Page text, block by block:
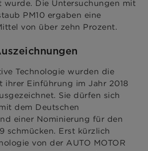
wurde. Die Untersuchungen mit
PM10 ergaben eine
von über zehn Prozent.
Technologie wurden die
ihrer Einführung im Jahr 2018
Sie dürfen sich
dem Deutschen
einer Nominierung für den
schmücken. Erst kürzlich
von der AUTO MOTOR